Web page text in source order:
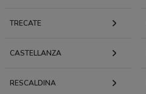
TRECATE
CASTELLANZA
RESCALDINA